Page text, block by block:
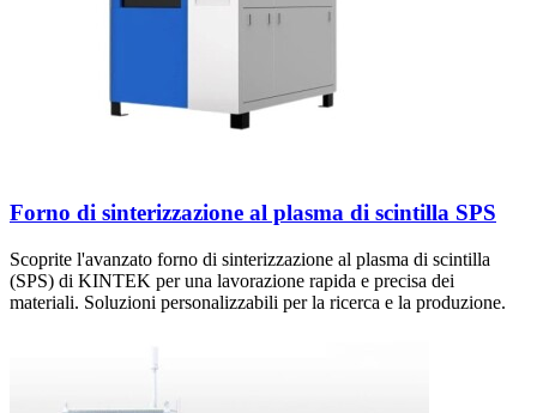
Forno di sinterizzazione al plasma di scintilla SPS
Scoprite l'avanzato forno di sinterizzazione al plasma di scintilla
(SPS) di KINTEK per una lavorazione rapida e precisa dei
materiali. Soluzioni personalizzabili per la ricerca e la produzione.